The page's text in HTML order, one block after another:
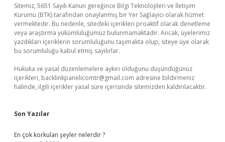
Sitemiz, 5651 Sayılı Kanun gereğince Bilgi Teknolojileri ve İletişim
Kurumu (BTK) tarafından onaylanmış bir Yer Sağlayıcı olarak hizmet
vermektedir. Bu nedenle, sitedeki içerikleri proaktif olarak denetleme
veya araştırma yükümlülüğümüz bulunmamaktadır. Ancak, üyelerimiz
yazdıkları içeriklerin sorumluluğunu taşımakta olup, siteye üye olarak
bu sorumluluğu kabul etmiş sayılırlar.
Hukuka ve yasal düzenlemelere aykırı olduğunu düşündüğünüz
içerikleri, backlinkpanelicomtr@gmail.com adresine bildirmeniz
halinde, ilgili içerikler yasal süre içerisinde sitemizden kaldırılacaktır.
Son Yazılar
En çok korkulan şeyler nelerdir ?